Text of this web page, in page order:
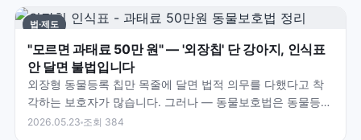
법·제도
"모르면 과태료 50만 원" — '외장칩' 단 강아지, 인식표
안 달면 불법입니다
외장형 동물등록 칩만 목줄에 달면 법적 의무를 다했다고 착
각하는 보호자가 많습니다. 그러나 — 동물보호법은 동물등록
과 인식표를 별개의 의무로 규정합니다. 외장칩에 동물등록…
2026.05.23 조회 384